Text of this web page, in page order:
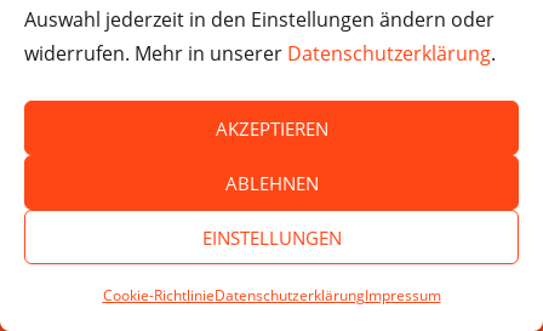
Auswahl jederzeit in den Einstellungen ändern oder
widerrufen. Mehr in unserer Datenschutzerklärung.
AKZEPTIEREN
ABLEHNEN
EINSTELLUNGEN
Cookie-RichtlinieDatenschutzerklärungImpressum
SPENDEN